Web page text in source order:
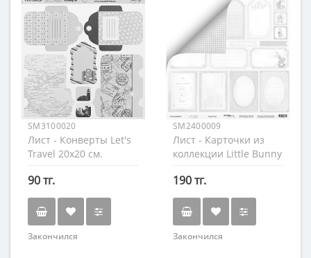
SM3100020
Лист - Конверты Let's
Travel 20х20 см.
90 тг.
Закончился
SM2400009
Лист - Карточки из
коллекции Little Bunny
190 тг.
Закончился